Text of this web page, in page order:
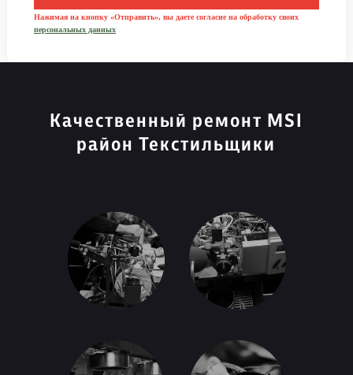
Нажимая на кнопку «Отправить», вы даете согласие на обработку своих
персональных данных
Качественный ремонт MSI
район Текстильщики